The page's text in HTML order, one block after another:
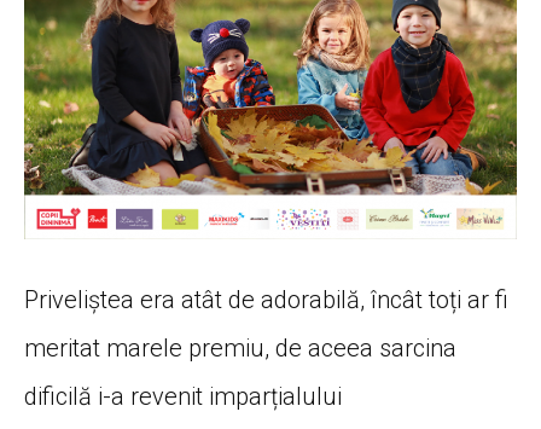
Priveliștea era atât de adorabilă, încât toți ar fi
meritat marele premiu, de aceea sarcina
dificilă i-a revenit imparțialului